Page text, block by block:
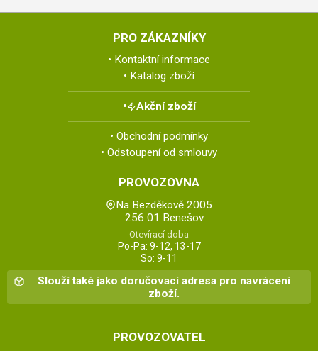
PRO ZÁKAZNÍKY
Kontaktní informace
Katalog zboží
Akční zboží
Obchodní podmínky
Odstoupení od smlouvy
PROVOZOVNA
Na Bezděkově 2005
256 01 Benešov
Otevírací doba
Po-Pa: 9-12, 13-17
So: 9-11
Slouží také jako doručovací adresa pro navrácení
zboží.
PROVOZOVATEL